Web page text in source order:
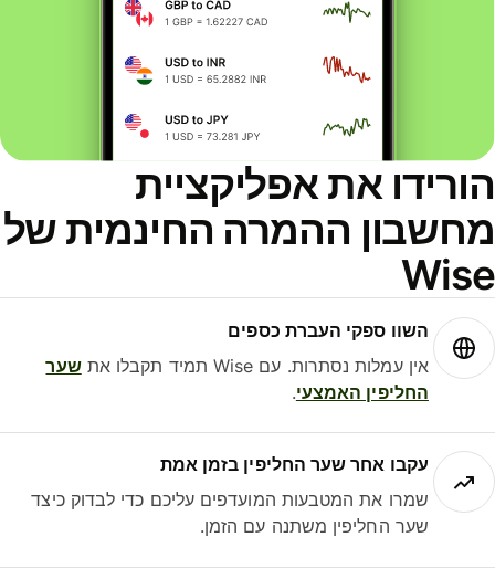
את אפליקציית
ההמרה החינמית של
השוו ספקי העברת כספים
אין עמלות נסתרות. עם Wise תמיד תקבלו את
שער
החליפין האמצעי.
עקבו אחר שער החליפין בזמן אמת
שמרו את המטבעות המועדפים עליכם כדי לבדוק כיצד
שער החליפין משתנה עם הזמן.